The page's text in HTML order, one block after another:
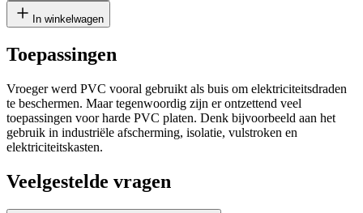
In winkelwagen
Toepassingen
Vroeger werd PVC vooral gebruikt als buis om elektriciteitsdraden
te beschermen. Maar tegenwoordig zijn er ontzettend veel
toepassingen voor harde PVC platen. Denk bijvoorbeeld aan het
gebruik in industriële afscherming, isolatie, vulstroken en
elektriciteitskasten.
Veelgestelde vragen